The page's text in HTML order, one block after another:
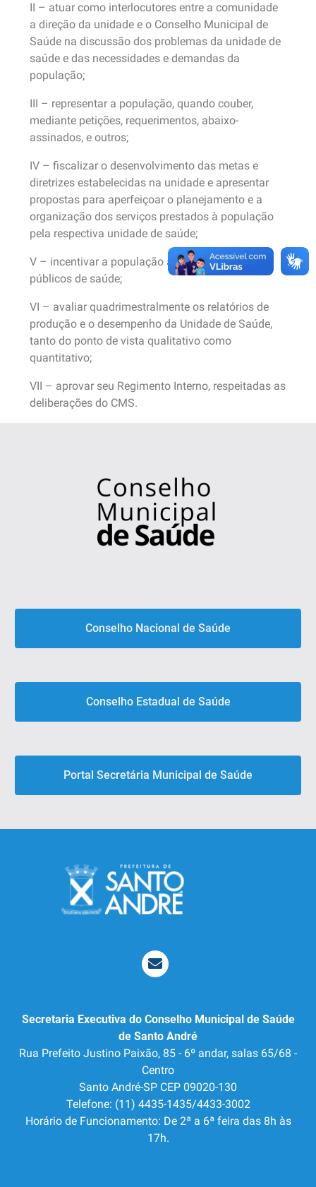
II – atuar como interlocutores entre a comunidade
a direção da unidade e o Conselho Municipal de
Saúde na discussão dos problemas da unidade de
saúde e das necessidades e demandas da
população;
III – representar a população, quando couber,
mediante petições, requerimentos, abaixo-
assinados, e outros;
IV – fiscalizar o desenvolvimento das metas e
diretrizes estabelecidas na unidade e apresentar
propostas para aperfeiçoar o planejamento e a
organização dos serviços prestados à população
pela respectiva unidade de saúde;
V – incentivar a população a utilizar os serviços
públicos de saúde;
VI – avaliar quadrimestralmente os relatórios de
produção e o desempenho da Unidade de Saúde,
tanto do ponto de vista qualitativo como
quantitativo;
VII – aprovar seu Regimento Interno, respeitadas as
deliberações do CMS.
Conselho Nacional de Saúde
Conselho Estadual de Saúde
Portal Secretária Municipal de Saúde
Secretaria Executiva do Conselho Municipal de Saúde
de Santo André
Rua Prefeito Justino Paixão, 85 - 6º andar, salas 65/68 -
Centro
Santo André-SP CEP 09020-130
Telefone: (11) 4435-1435/4433-3002
Horário de Funcionamento: De 2ª a 6ª feira das 8h às
17h.